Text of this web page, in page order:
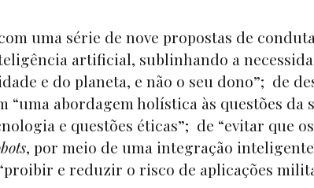
uma série de nove propostas de
artificial, sublinhando a
e do planeta, e não o seu dono”; de
“uma abordagem holística às questões da
e questões éticas”; de “evitar que
, por meio de uma integração
e reduzir o risco de aplicações